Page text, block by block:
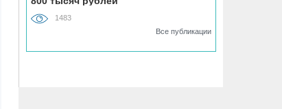
Прокурор Теребунов нашёл
нарушения в ульяновской колонии
1483
Все публикации